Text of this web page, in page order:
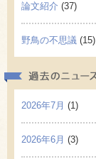
論文紹介 (37)
野鳥の不思議 (15)
2026年7月 (1)
2026年6月 (3)